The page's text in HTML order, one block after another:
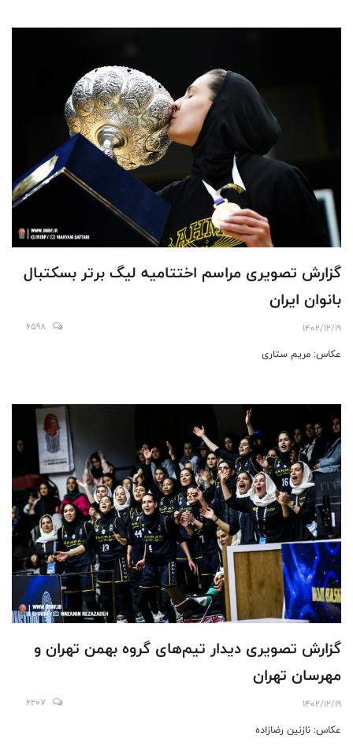
گزارش تصویری مراسم اختتامیه لیگ برتر بسکتبال
بانوان ایران
1402/12/19
6598
عکاس: مریم ستاری
گزارش تصویری دیدار تیم‌های گروه بهمن تهران و
مهرسان تهران
1402/12/19
6207
عکاس: نازنین رضازاده